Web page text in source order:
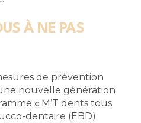
À NE PAS
de prévention
nouvelle génération
« M’T dents tous
dentaire (EBD)